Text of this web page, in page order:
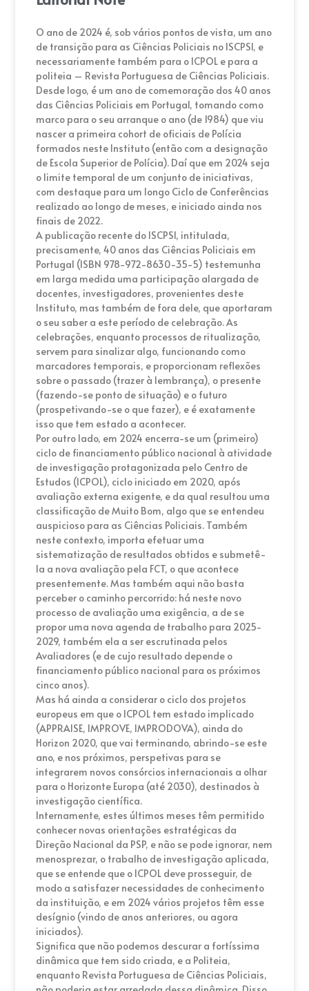
O ano de 2024 é, sob vários pontos de vista, um ano
de transição para as Ciências Policiais no ISCPSI, e
necessariamente também para o ICPOL e para a
politeia – Revista Portuguesa de Ciências Policiais.
Desde logo, é um ano de comemoração dos 40 anos
das Ciências Policiais em Portugal, tomando como
marco para o seu arranque o ano (de 1984) que viu
nascer a primeira cohort de oficiais de Polícia
formados neste Instituto (então com a designação
de Escola Superior de Polícia). Daí que em 2024 seja
o limite temporal de um conjunto de iniciativas,
com destaque para um longo Ciclo de Conferências
realizado ao longo de meses, e iniciado ainda nos
finais de 2022.
A publicação recente do ISCPSI, intitulada,
precisamente, 40 anos das Ciências Policiais em
Portugal (ISBN 978-972-8630-35-5) testemunha
em larga medida uma participação alargada de
docentes, investigadores, provenientes deste
Instituto, mas também de fora dele, que aportaram
o seu saber a este período de celebração. As
celebrações, enquanto processos de ritualização,
servem para sinalizar algo, funcionando como
marcadores temporais, e proporcionam reflexões
sobre o passado (trazer à lembrança), o presente
(fazendo-se ponto de situação) e o futuro
(prospetivando-se o que fazer), e é exatamente
isso que tem estado a acontecer.
Por outro lado, em 2024 encerra-se um (primeiro)
ciclo de financiamento público nacional à atividade
de investigação protagonizada pelo Centro de
Estudos (ICPOL), ciclo iniciado em 2020, após
avaliação externa exigente, e da qual resultou uma
classificação de Muito Bom, algo que se entendeu
auspicioso para as Ciências Policiais. Também
neste contexto, importa efetuar uma
sistematização de resultados obtidos e submetê-
la a nova avaliação pela FCT, o que acontece
presentemente. Mas também aqui não basta
perceber o caminho percorrido: há neste novo
processo de avaliação uma exigência, a de se
propor uma nova agenda de trabalho para 2025-
2029, também ela a ser escrutinada pelos
Avaliadores (e de cujo resultado depende o
financiamento público nacional para os próximos
cinco anos).
Mas há ainda a considerar o ciclo dos projetos
europeus em que o ICPOL tem estado implicado
(APPRAISE, IMPROVE, IMPRODOVA), ainda do
Horizon 2020, que vai terminando, abrindo-se este
ano, e nos próximos, perspetivas para se
integrarem novos consórcios internacionais a olhar
para o Horizonte Europa (até 2030), destinados à
investigação científica.
Internamente, estes últimos meses têm permitido
conhecer novas orientações estratégicas da
Direção Nacional da PSP, e não se pode ignorar, nem
menosprezar, o trabalho de investigação aplicada,
que se entende que o ICPOL deve prosseguir, de
modo a satisfazer necessidades de conhecimento
da instituição, e em 2024 vários projetos têm esse
desígnio (vindo de anos anteriores, ou agora
iniciados).
Significa que não podemos descurar a fortíssima
dinâmica que tem sido criada, e a Politeia,
enquanto Revista Portuguesa de Ciências Policiais,